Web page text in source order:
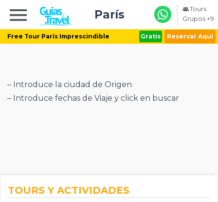
Free Tour París Imprescindible Gratis Reservar Aquí
París
Tours
Grupos +9
– Introduce la ciudad de Origen
– Introduce fechas de Viaje y click en buscar
TOURS Y ACTIVIDADES